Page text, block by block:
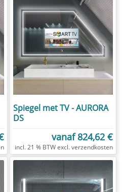
Spiegel met TV - AURORA
DS
vanaf824,62 €
excl.verzendkosten